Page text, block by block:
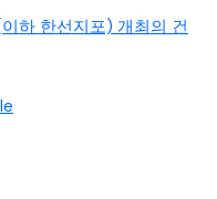
하 한선지포) 개최의 건